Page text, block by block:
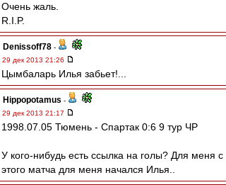
Очень жаль.
R.I.P.
Denissoff78 -
29 дек 2013 21:26
Цымбаларь Илья забьет!...
Hippopotamus -
29 дек 2013 21:17
1998.07.05 Тюмень - Спартак 0:6 9 тур ЧР
У кого-нибудь есть ссылка на голы? Для меня с
этого матча для меня начался Илья..